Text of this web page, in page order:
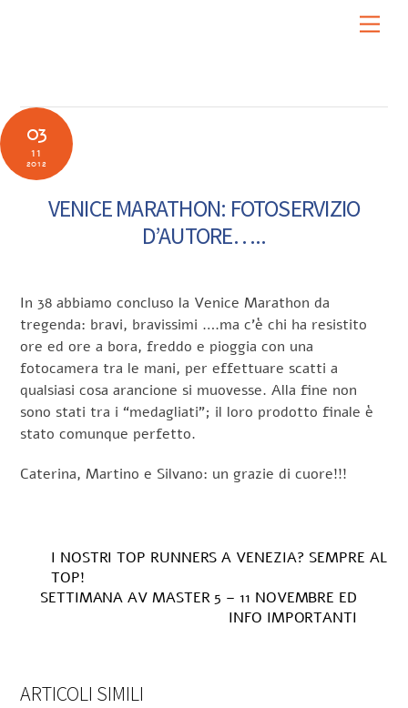
03
11
2012
VENICE MARATHON: FOTOSERVIZIO
D’AUTORE…..
In 38 abbiamo concluso la Venice Marathon da
tregenda: bravi, bravissimi ….ma c’è chi ha resistito
ore ed ore a bora, freddo e pioggia con una
fotocamera tra le mani, per effettuare scatti a
qualsiasi cosa arancione si muovesse. Alla fine non
sono stati tra i “medagliati”; il loro prodotto finale è
stato comunque perfetto.
Caterina, Martino e Silvano: un grazie di cuore!!!
I NOSTRI TOP RUNNERS A VENEZIA? SEMPRE AL
TOP!
SETTIMANA AV MASTER 5 – 11 NOVEMBRE ED
INFO IMPORTANTI
ARTICOLI SIMILI